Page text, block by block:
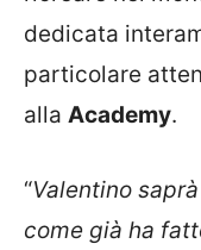
dedicata
particolare
alla Academy.
“Valentino
come già ha